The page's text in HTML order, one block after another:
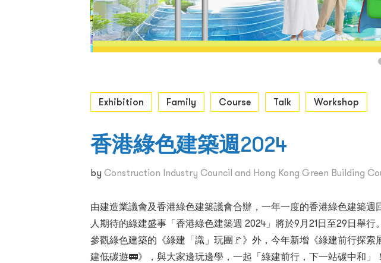
Exhibition Family Course Talk Workshop
香港綠色建築週2024
by Construction Industry Council and Hong Kong Green Building
由建造業議會及香港綠色建築議會合辦，一年一度的香港綠色建築週
人期待的綠建盛事「香港綠色建築週 2024」將於9月21日至29日舉行
參觀綠色建築的《綠建「識」玩團🚩》外，今年新增《綠建前行探
建低碳遊🚃》，與大家邊玩邊學，一起「綠建前行，下一站碳中和」！